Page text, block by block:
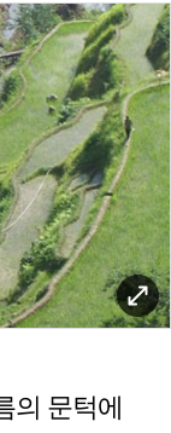
의 문턱에